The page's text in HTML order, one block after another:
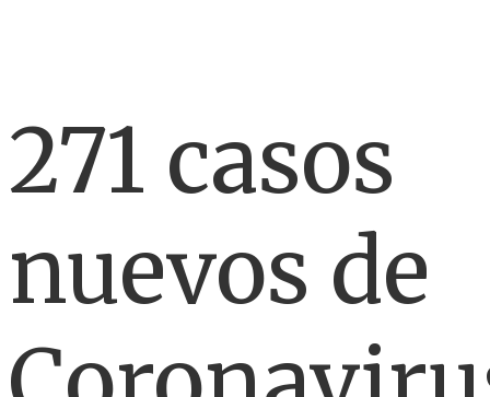
271 casos
nuevos de